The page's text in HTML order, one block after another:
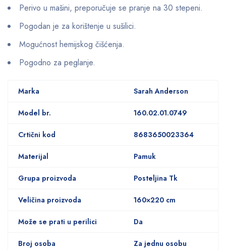
Perivo u mašini, preporučuje se pranje na 30 stepeni.
Pogodan je za korištenje u sušilici.
Mogućnost hemijskog čišćenja.
Pogodno za peglanje.
Marka Sarah Anderson
Model br. 160.02.01.0749
Crtični kod 8683650023364
Materijal Pamuk
Grupa proizvoda Posteljina Tk
Veličina proizvoda 160×220 cm
Može se prati u perilici Da
Broj osoba Za jednu osobu